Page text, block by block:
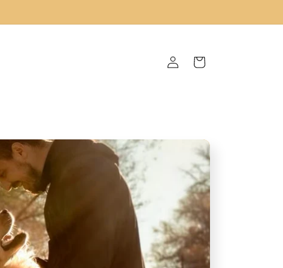
Accedi Carrello